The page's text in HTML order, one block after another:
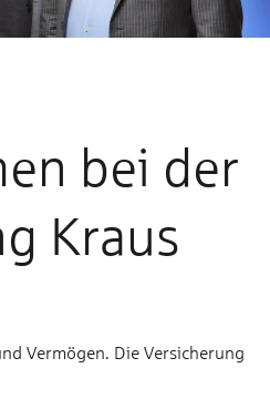
bei der
Kraus
Vermögen. Die Versicherung